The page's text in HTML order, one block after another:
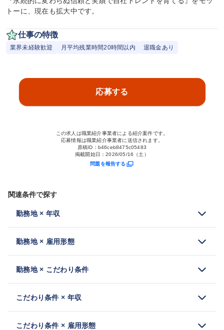
トーに、現在も拡大中です。
仕事の特徴
業界未経験歓迎 月平均残業時間20時間以内 退職金あり
応募する
この求人は職業紹介事業者による紹介案件です。
応募情報は職業紹介事業者に送信されます。
原稿ID： b46ceb8475c05483
掲載開始日：2026/05/16（土）
問題を報告する
関連条件で探す
勤務地 × 年収
勤務地 × 雇用形態
勤務地 × こだわり条件
こだわり条件 × 年収
こだわり条件 × 雇用形態